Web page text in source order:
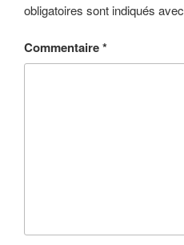
obligatoires sont indiqués avec
Commentaire*